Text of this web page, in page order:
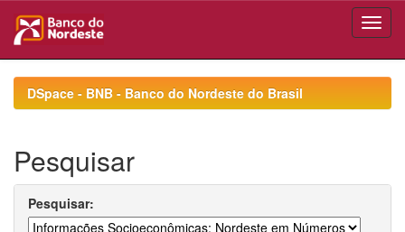
navigationDSpace - BNB - Banco do Nordeste do Brasil
Pesquisar
Pesquisar: